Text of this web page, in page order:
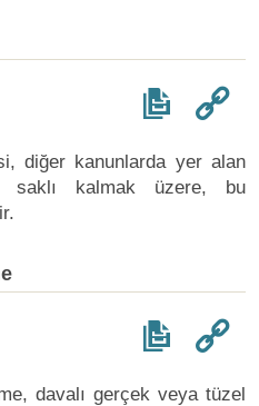
diğer kanunlarda yer alan
saklı kalmak üzere, bu
davalı gerçek veya tüzel